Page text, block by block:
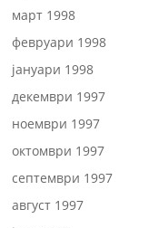
март 1998
февруари 1998
јануари 1998
декември 1997
ноември 1997
октомври 1997
септември 1997
август 1997